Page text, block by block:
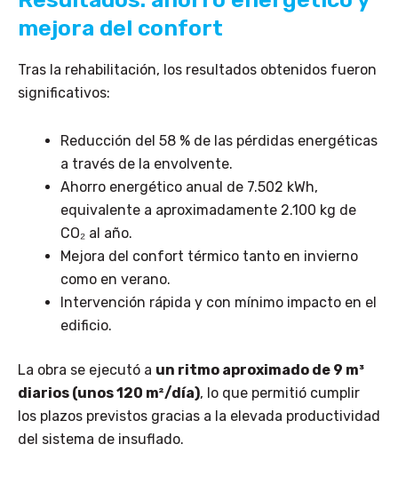
mejora del confort
Tras la rehabilitación, los resultados obtenidos fueron
significativos:
Reducción del 58 % de las pérdidas energéticas
a través de la envolvente.
Ahorro energético anual de 7.502 kWh,
equivalente a aproximadamente 2.100 kg de
CO₂ al año.
Mejora del confort térmico tanto en invierno
como en verano.
Intervención rápida y con mínimo impacto en el
edificio.
La obra se ejecutó a un ritmo aproximado de 9 m³
diarios (unos 120 m²/día), lo que permitió cumplir
los plazos previstos gracias a la elevada productividad
del sistema de insuflado.